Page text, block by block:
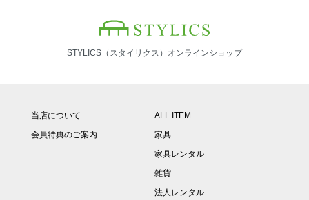
STYLICS（スタイリクス）オンラインショップ
当店について
会員特典のご案内
ALL ITEM
家具
家具レンタル
雑貨
法人レンタル